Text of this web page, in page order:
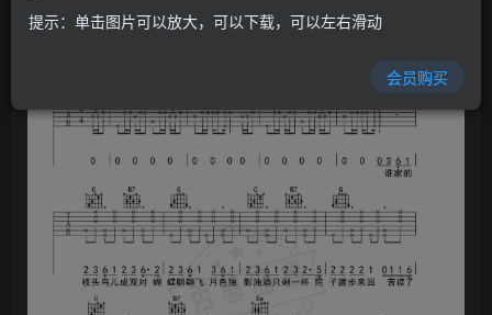
提示：单击图片可以放大，可以下载，可以左右滑动
会员购买